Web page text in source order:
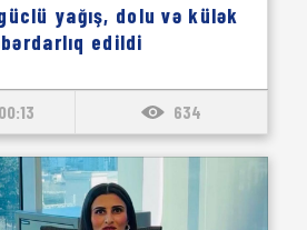
yağış, dolu və külək
edildi
634